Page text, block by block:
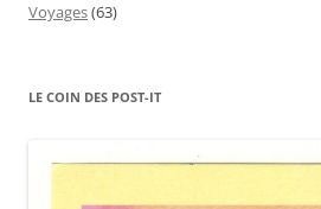
Voyages(63)
LE COIN DES POST-IT